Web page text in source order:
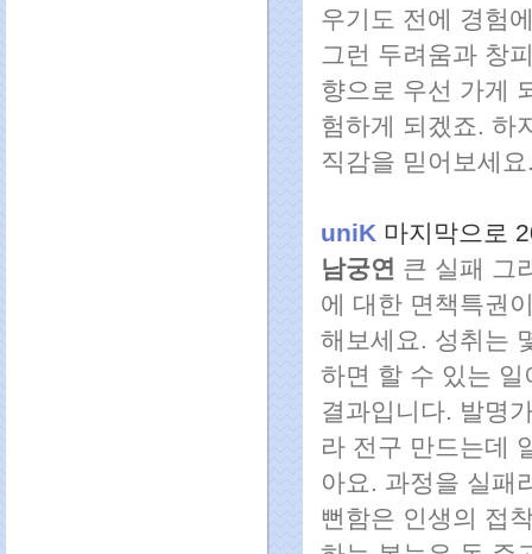
우기도 전에 경험
그런 두려움과 창
향으로 우선 가게
험하게 되겠죠. 하
직감을 믿어보세요
uniK 마지막으로
남궁연 큰 실패 그
에 대한 면책특권
해보세요. 성취는
하면 할 수 있는
결과입니다. 발명
라 전구 만드는데
아요. 과정을 실패
뻔함은 인생의 접